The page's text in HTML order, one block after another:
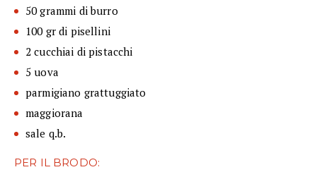
50 grammi di burro
100 gr di pisellini
2 cucchiai di pistacchi
5 uova
parmigiano grattuggiato
maggiorana
sale q.b.
PER IL BRODO: